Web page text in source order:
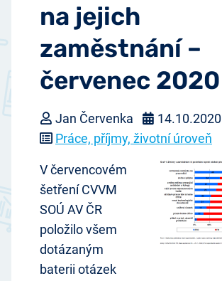
na jejich
zaměstnání –
červenec 2020
Jan Červenka
14.10.2020
Práce, příjmy, životní úroveň
V červencovém
šetření CVVM
SOÚ AV ČR
položilo všem
dotázaným
baterii otázek